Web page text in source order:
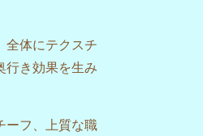
全体にテクスチ
行き効果を生み
ーフ、上質な職